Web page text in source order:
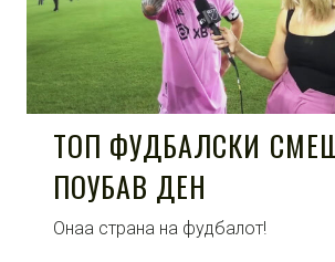
ТОП ФУДБАЛСКИ
ПОУБАВ ДЕН
Онаа страна на фудбалот!